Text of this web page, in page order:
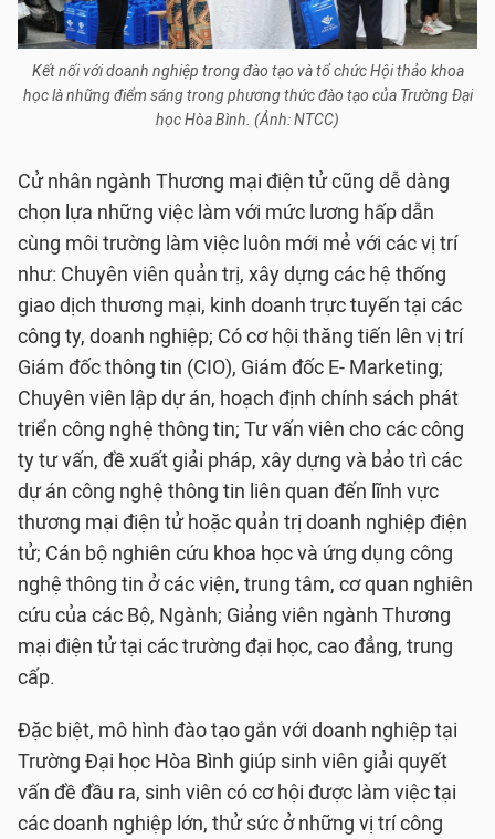
Kết nối với doanh nghiệp trong đào tạo và tổ chức Hội thảo khoa
học là những điểm sáng trong phương thức đào tạo của Trường Đại
học Hòa Bình. (Ảnh: NTCC)
Cử nhân ngành Thương mại điện tử cũng dễ dàng
chọn lựa những việc làm với mức lương hấp dẫn
cùng môi trường làm việc luôn mới mẻ với các vị trí
như: Chuyên viên quản trị, xây dựng các hệ thống
giao dịch thương mại, kinh doanh trực tuyến tại các
công ty, doanh nghiệp; Có cơ hội thăng tiến lên vị trí
Giám đốc thông tin (CIO), Giám đốc E- Marketing;
Chuyên viên lập dự án, hoạch định chính sách phát
triển công nghệ thông tin; Tư vấn viên cho các công
ty tư vấn, đề xuất giải pháp, xây dựng và bảo trì các
dự án công nghệ thông tin liên quan đến lĩnh vực
thương mại điện tử hoặc quản trị doanh nghiệp điện
tử; Cán bộ nghiên cứu khoa học và ứng dụng công
nghệ thông tin ở các viện, trung tâm, cơ quan nghiên
cứu của các Bộ, Ngành; Giảng viên ngành Thương
mại điện tử tại các trường đại học, cao đẳng, trung
cấp.
Đặc biệt, mô hình đào tạo gắn với doanh nghiệp tại
Trường Đại học Hòa Bình giúp sinh viên giải quyết
vấn đề đầu ra, sinh viên có cơ hội được làm việc tại
các doanh nghiệp lớn, thử sức ở những vị trí công